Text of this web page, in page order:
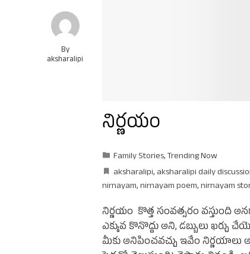
By
aksharalipi
నిర్ణయం
Family Stories,Trending Now
aksharalipi, aksharalipi daily
nirnayam,nirnayam poem,nirnayam
నిర్ణయం కొత్త సంవత్సరం వస్తుంది
ఎక్కువ కొనొద్దు అని, డబ్బులు
మీకు అనిపించవచ్చు ఇవేం నిర్ణయాలు